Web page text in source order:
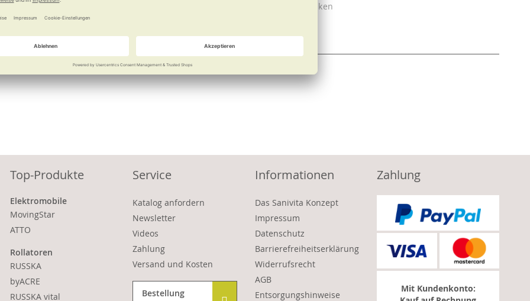
Drucken
Weitere Informationen
Top-Produkte
Elektromobile
MovingStar
ATTO
Rollatoren
RUSSKA
byACRE
RUSSKA vital
Service
Katalog anfordern
Newsletter
Videos
Zahlung
Versand und Kosten
Bestellung
Informationen
Das Sanivita Konzept
Impressum
Datenschutz
Barrierefreiheitserklärung
Widerrufsrecht
AGB
Entsorgungshinweise
Zahlung
Mit Kundenkonto: